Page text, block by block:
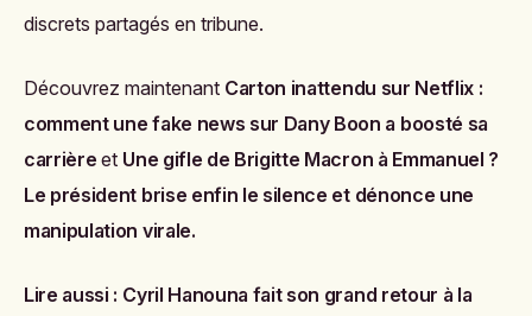
discrets partagés en tribune.
Découvrez maintenant Carton inattendu sur Netflix :
comment une fake news sur Dany Boon a boosté sa
carrière et Une gifle de Brigitte Macron à Emmanuel ?
Le président brise enfin le silence et dénonce une
manipulation virale.
Lire aussi : Cyril Hanouna fait son grand retour à la